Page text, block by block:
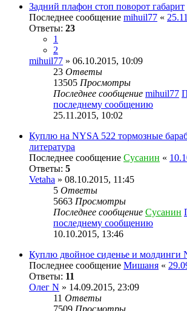
Задний плафон стоп поворот габарит
Последнее сообщение mihuil77 «
Ответы: 23
1
2
mihuil77 » 06.10.2015, 10:09
23 Ответы
13505 Просмотры
Последнее сообщение mihuil77
последнему сообщению
25.11.2015, 10:02
Куплю на NYSA 522 тормозные
литература
Последнее сообщение Сусанин «
Ответы: 5
Vetaha » 08.10.2015, 11:45
5 Ответы
5663 Просмотры
Последнее сообщение Сусанин
последнему сообщению
10.10.2015, 13:46
Куплю двойное сиденье и молдинги
Последнее сообщение Мишаня «
Ответы: 11
Олег N » 14.09.2015, 23:09
11 Ответы
7509 Просмотры